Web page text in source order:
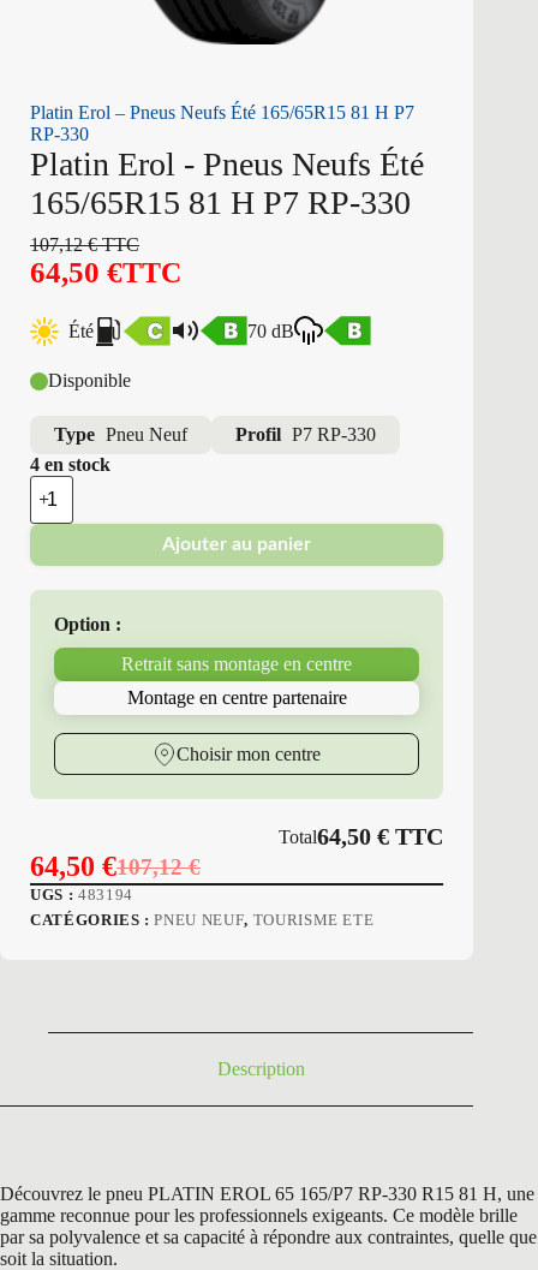
Platin Erol – Pneus Neufs Été 165/65R15 81 H P7
RP-330
Platin Erol - Pneus Neufs Été
165/65R15 81 H P7 RP-330
107,12€TTC
64,50 €TTC
Été 70 dB
Disponible
Type Pneu Neuf Profil P7 RP-330
4 en stock
quantité
de
Platin
-
Pneus
165/65R15
Ajouter au panier
Option :
Retrait sans montage en centre
Montage en centre partenaire
Choisir mon centre
Total64,50€ TTC
107,12€
Le
prix
64,50 €Le
prix
UGS : 483194
CATÉGORIES :PNEU NEUF, TOURISME ETE
Description
Découvrez le pneu PLATIN EROL 65 165/P7 RP-330 R15 81 H, une
gamme reconnue pour les professionnels exigeants. Ce modèle brille
par sa polyvalence et sa capacité à répondre aux contraintes, quelle que
soit la situation.